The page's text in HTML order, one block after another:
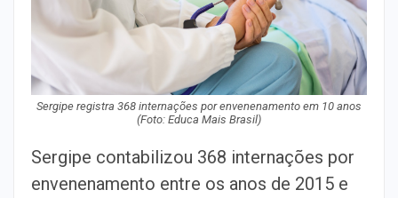
Sergipe registra 368 internações por envenenamento em 10 anos
(Foto: Educa Mais Brasil)
Sergipe contabilizou 368 internações por
envenenamento entre os anos de 2015 e